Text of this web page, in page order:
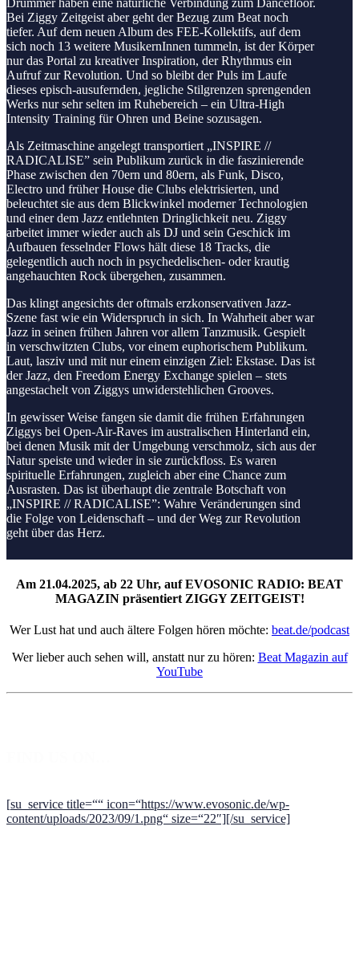
Bei Ziggy Zeitgeist aber geht der Bezug zum Beat noch
tiefer. Auf dem neuen Album des FEE-Kollektifs, auf dem
sich noch 13 weitere MusikernInnen tummeln, ist der Körper
nur das Portal zu kreativer Inspiration, der Rhythmus ein
Aufruf zur Revolution. Und so bleibt der Puls im Laufe
dieses episch-ausufernden, jegliche Stilgrenzen sprengenden
Werks nur sehr selten im Ruhebereich – ein Ultra-High
Intensity Training für Ohren und Beine sozusagen.
Als Zeitmaschine angelegt transportiert „INSPIRE //
RADICALISE” sein Publikum zurück in die faszinierende
Phase zwischen den 70ern und 80ern, als Funk, Disco,
Electro und früher House die Clubs elektrisierten, und
beleuchtet sie aus dem Blickwinkel moderner Technologien
und einer dem Jazz entlehnten Dringlichkeit neu. Ziggy
arbeitet immer wieder auch als DJ und sein Geschick im
Aufbauen fesselnder Flows hält diese 18 Tracks, die
gelegentlich auch noch in psychedelischen- oder krautig
angehauchten Rock übergehen, zusammen.
Das klingt angesichts der oftmals erzkonservativen Jazz-
Szene fast wie ein Widerspruch in sich. In Wahrheit aber war
Jazz in seinen frühen Jahren vor allem Tanzmusik. Gespielt
in verschwitzten Clubs, vor einem euphorischem Publikum.
Laut, lasziv und mit nur einem einzigen Ziel: Ekstase. Das ist
der Jazz, den Freedom Energy Exchange spielen – stets
angestachelt von Ziggys unwiderstehlichen Grooves.
In gewisser Weise fangen sie damit die frühen Erfahrungen
Ziggys bei Open-Air-Raves im australischen Hinterland ein,
bei denen Musik mit der Umgebung verschmolz, sich aus der
Natur speiste und wieder in sie zurückfloss. Es waren
spirituelle Erfahrungen, zugleich aber eine Chance zum
Ausrasten. Das ist überhaupt die zentrale Botschaft von
„INSPIRE // RADICALISE”: Wahre Veränderungen sind
die Folge von Leidenschaft – und der Weg zur Revolution
geht über das Herz.
Am 21.04.2025, ab 22 Uhr, auf EVOSONIC RADIO: BEAT
MAGAZIN präsentiert ZIGGY ZEITGEIST!
Wer Lust hat und auch ältere Folgen hören möchte: beat.de/podcast
Wer lieber auch sehen will, anstatt nur zu hören: Beat Magazin auf
YouTube
[su_service title=““ icon=“https://www.evosonic.de/wp-
content/uploads/2023/09/1.png“ size=“22″][/su_service]